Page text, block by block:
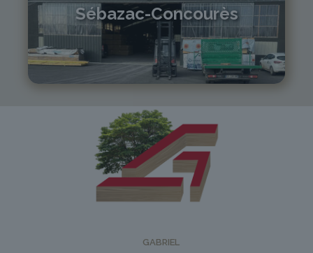
Sébazac-Concourès
05 81 55 83 89
monistrol@gabriel-sa.fr
GABRIEL